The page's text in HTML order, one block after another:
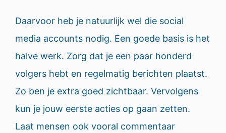
Daarvoor heb je natuurlijk wel die social
media accounts nodig. Een goede basis is het
halve werk. Zorg dat je een paar honderd
volgers hebt en regelmatig berichten plaatst.
Zo ben je extra goed zichtbaar. Vervolgens
kun je jouw eerste acties op gaan zetten.
Laat mensen ook vooral commentaar